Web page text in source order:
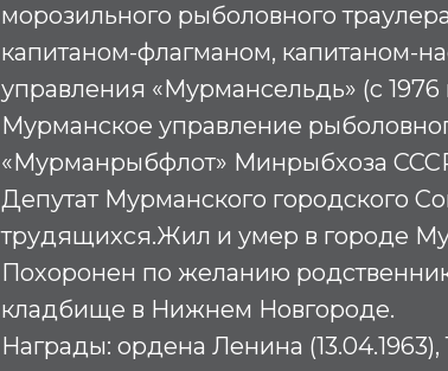
морозильного рыболовного
капитаном-флагманом, капитаном-
управления «Мурмансельдь» (с 1976
Мурманское управление
«Мурманрыбфлот» Минрыбхоза
Депутат Мурманского городского
трудящихся.Жил и умер в городе
Похоронен по желанию
кладбище в Нижнем Новгороде.
Награды: ордена Ленина (13.04.1963),